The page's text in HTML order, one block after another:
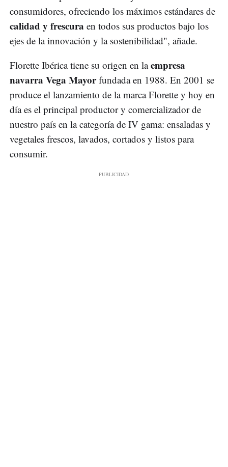
consumidores, ofreciendo los máximos estándares de
calidad y frescura en todos sus productos bajo los
ejes de la innovación y la sostenibilidad", añade.
Florette Ibérica tiene su origen en laempresa
navarra Vega Mayorfundada en 1988. En 2001 se
produce el lanzamiento de la marca Florette y hoy en
día es el principal productor y comercializador de
nuestro país en la categoría de IV gama: ensaladas y
vegetales frescos, lavados, cortados y listos para
consumir.